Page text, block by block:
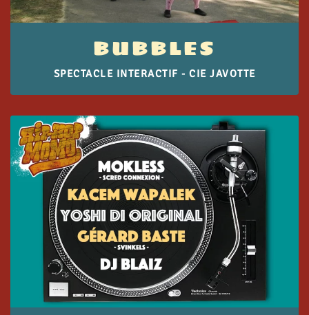
BUBBLES
SPECTACLE INTERACTIF - CIE JAVOTTE